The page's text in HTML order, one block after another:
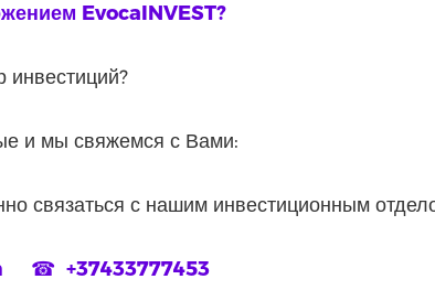
EvocaINVEST?
инвестиций?
и мы свяжемся с Вами:
связаться с нашим инвестиционным
☎ +37433777453